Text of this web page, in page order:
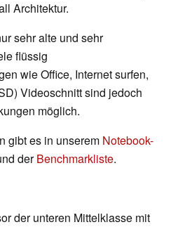
Architektur.
sehr alte und sehr
flüssig
wie Office, Internet surfen,
Videoschnitt sind jedoch
möglich.
gibt es in unserem Notebook-
derBenchmarkliste.
der unteren Mittelklasse mit